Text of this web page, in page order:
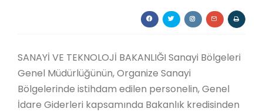
SANAYİ VE TEKNOLOJİ BAKANLIĞI Sanayi Bölgeleri
Genel Müdürlüğünün, Organize Sanayi
Bölgelerinde istihdam edilen personelin, Genel
İdare Giderleri kapsamında Bakanlık kredisinden